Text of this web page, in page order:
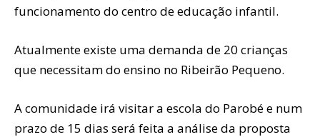
funcionamento do centro de educação infantil.
Atualmente existe uma demanda de 20 crianças
que necessitam do ensino no Ribeirão Pequeno.
A comunidade irá visitar a escola do Parobé e num
prazo de 15 dias será feita a análise da proposta